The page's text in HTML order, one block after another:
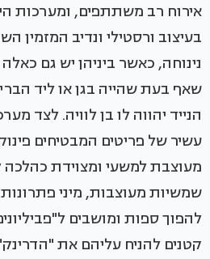
אירוח רב משתתפים, ומערכות
בעיצוב ורסטילי ונדיב המזמין
נינוחה, כאשר ביניהן יש גם
שאף בעת שהייה בגן או ליד
הנייד יהווה לו בן לוויה. לצד
עשיר של פריטים המבטיחים
מעוצבת למשעי ומצוידת כהלכה
שמשיות מעוצבות, מיני
להפוך ספות ומושבים
קטנים להניח עליהם את